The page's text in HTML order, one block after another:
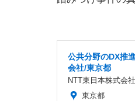
公共分野のDX推
会社/東京都
NTT東日本株式会社
東京都